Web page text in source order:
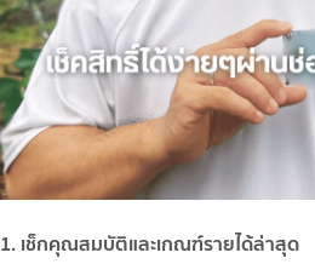
1. เช็กคุณสมบัติและเกณฑ์รายได้ล่าสุด